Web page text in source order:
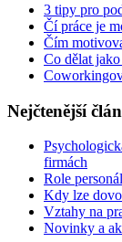
3 tipy pro
Čí práce je
Čím
Co dělat
Nejčtenější
firmách
Role
Kdy lze
Vztahy na
Novinky a